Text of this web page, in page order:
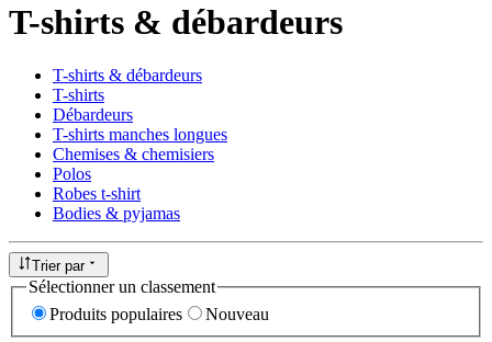
T-shirts & débardeurs
T-shirts & débardeurs
T-shirts
Débardeurs
T-shirts manches longues
Chemises & chemisiers
Polos
Robes t-shirt
Bodies & pyjamas
Trier par
Sélectionner un classement
Produits populaires
Nouveau